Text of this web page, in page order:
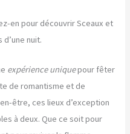
en pour découvrir Sceaux et
nuit.
expérience uniquepour fêter
de romantisme et de
être, ces lieux d’exception
à deux. Que ce soit pour